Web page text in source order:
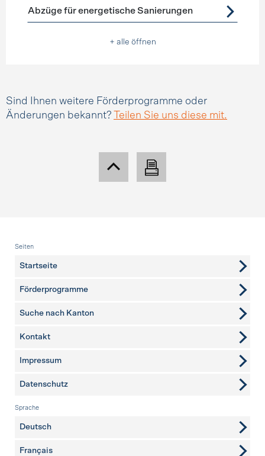
Förderprogramme Steuerabzüge
Abzüge für energetische Sanierungen
+ alle öffnen
Sind Ihnen weitere Förderprogramme oder
Änderungen bekannt?
Teilen Sie uns diese mit.
Fusszeile
Seiten
Startseite
Förderprogramme
Suche nach Kanton
weitere Seiten
Kontakt
Impressum
Datenschutz
Sprache
Deutsch
Français